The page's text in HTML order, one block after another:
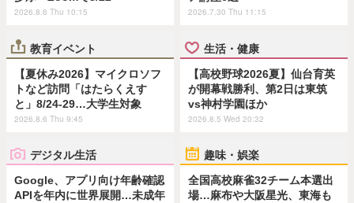
2026.8.6 Thu 10:15 2026.7.30 Thu 11:15
教育イベント
【夏休み2026】マイクロソフ
トなど訪問「はたらくえす
と」8/24-29…大学生対象
2026.8.6 Thu 9:45
生活・健康
【高校野球2026夏】仙台育英
が開幕戦勝利、第2日は東筑
vs神村学園ほか
2026.8.5 Wed 20:32
デジタル生活
Google、アプリ向け年齢確認
APIを年内に世界展開…未成年
趣味・娯楽
全国高校麻雀32チーム本選出
場…麻布や大阪星光、東海も